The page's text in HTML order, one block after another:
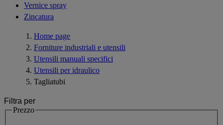
Vernice spray
Zincatura
Home page
Forniture industriali e utensili
Utensili manuali specifici
Utensili per idraulico
Tagliatubi
Filtra per
Prezzo